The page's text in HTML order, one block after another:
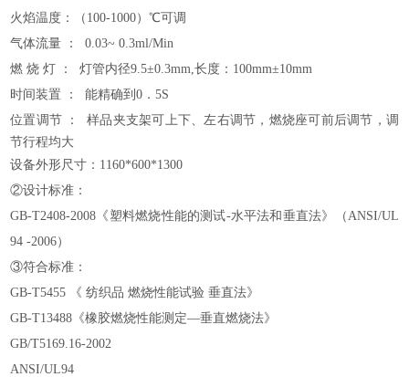
火焰温度：（100-1000）℃可调
气体流量 ： 0.03~ 0.3ml/Min
燃 烧 灯 ： 灯管内径9.5±0.3mm,长度：100mm±10mm
时间装置 ： 能精确到0．5S
位置调节 ： 样品夹支架可上下、左右调节，燃烧座可前后调节，调
节行程均大
设备外形尺寸：1160*600*1300
②设计标准：
GB-T2408-2008《塑料燃烧性能的测试-水平法和垂直法》（ANSI/UL
94 -2006）
③符合标准：
GB-T5455 《 纺织品 燃烧性能试验 垂直法》
GB-T13488《橡胶燃烧性能测定—垂直燃烧法》
GB/T5169.16-2002
ANSI/UL94